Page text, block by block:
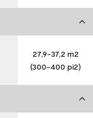
27,9-37,2 m2
(300-400 pi2)